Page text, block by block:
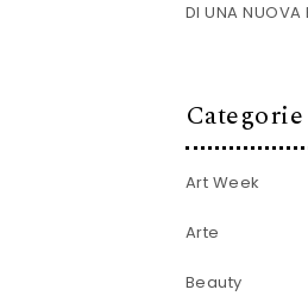
DI UNA NUOVA
Categorie
Art Week
Arte
Beauty